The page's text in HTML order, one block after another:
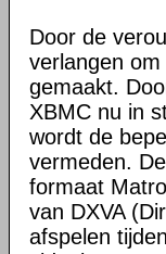
Door de
verlangen
gemaakt.
XBMC nu in
wordt de
vermeden.
formaat
van DXVA
afspelen